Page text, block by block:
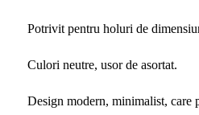
Potrivit pentru holuri de
Culori neutre, usor de asortat.
Design modern, minimalist, care